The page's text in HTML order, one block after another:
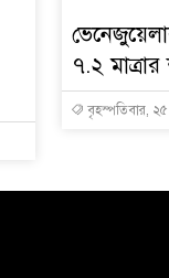
৭.২
বৃহস্পতিবার,